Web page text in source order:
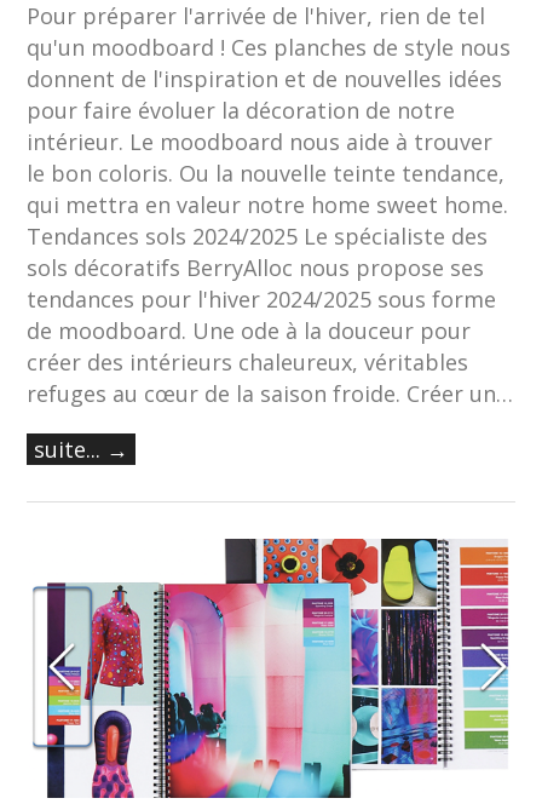
Pour préparer l'arrivée de l'hiver, rien de tel
qu'un moodboard ! Ces planches de style nous
donnent de l'inspiration et de nouvelles idées
pour faire évoluer la décoration de notre
intérieur. Le moodboard nous aide à trouver
le bon coloris. Ou la nouvelle teinte tendance,
qui mettra en valeur notre home sweet home.
Tendances sols 2024/2025 Le spécialiste des
sols décoratifs BerryAlloc nous propose ses
tendances pour l'hiver 2024/2025 sous forme
de moodboard. Une ode à la douceur pour
créer des intérieurs chaleureux, véritables
refuges au cœur de la saison froide. Créer un…
suite... →